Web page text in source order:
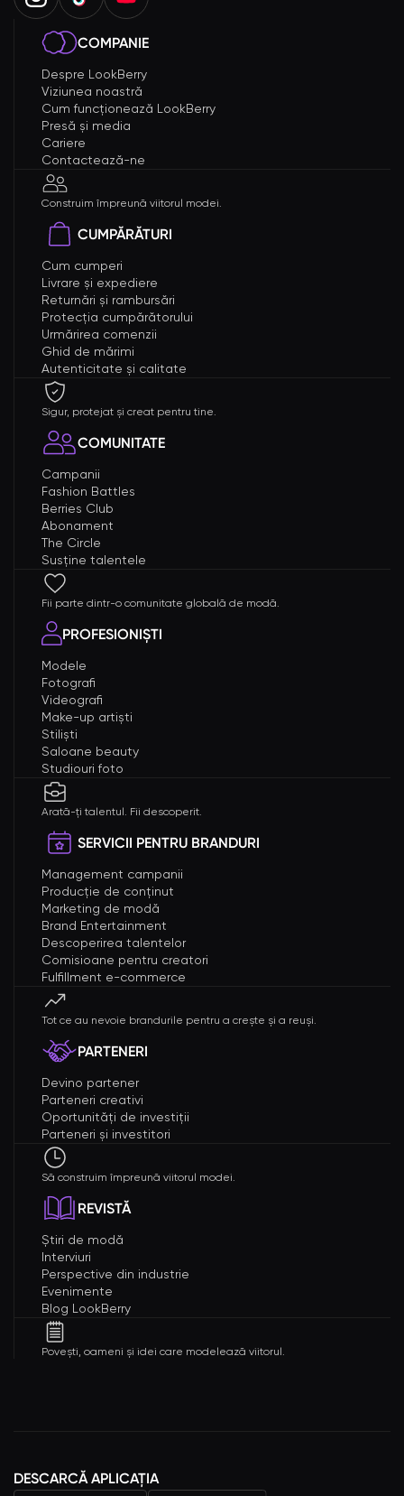
COMPANIE
Despre LookBerry
Viziunea noastră
Cum funcționează LookBerry
Presă și media
Cariere
Contactează-ne
Construim împreună viitorul modei.
CUMPĂRĂTURI
Cum cumperi
Livrare și expediere
Returnări și rambursări
Protecția cumpărătorului
Urmărirea comenzii
Ghid de mărimi
Autenticitate și calitate
Sigur, protejat și creat pentru tine.
COMUNITATE
Campanii
Fashion Battles
Berries Club
Abonament
The Circle
Susține talentele
Fii parte dintr-o comunitate globală de modă.
PROFESIONIȘTI
Modele
Fotografi
Videografi
Make-up artiști
Stiliști
Saloane beauty
Studiouri foto
Arată-ți talentul. Fii descoperit.
SERVICII PENTRU BRANDURI
Management campanii
Producție de conținut
Marketing de modă
Brand Entertainment
Descoperirea talentelor
Comisioane pentru creatori
Fulfillment e-commerce
Tot ce au nevoie brandurile pentru a crește și a reuși.
PARTENERI
Devino partener
Parteneri creativi
Oportunități de investiții
Parteneri și investitori
Să construim împreună viitorul modei.
REVISTĂ
Știri de modă
Interviuri
Perspective din industrie
Evenimente
Blog LookBerry
Povești, oameni și idei care modelează viitorul.
DESCARCĂ APLICAȚIA